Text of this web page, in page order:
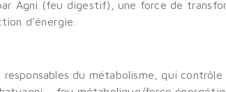
Agni (feu digestif), une force de
d’énergie.
du métabolisme, qui contrôle